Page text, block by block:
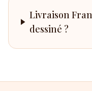
Livraison
dessiné ?